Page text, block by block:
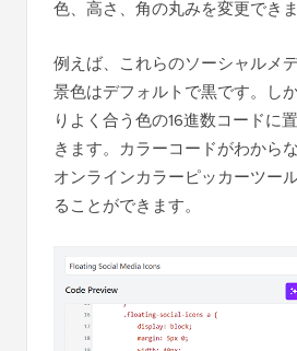
色、高さ、角の丸みを変更できま
例えば、これらのソーシャルメ
景色はデフォルトで黒です。し
りよく合う色の16進数コードに
きます。カラーコードがわから
オンラインカラーピッカーツー
ることができます。